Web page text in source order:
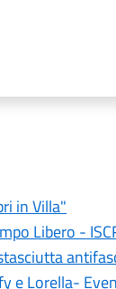
in Villa"
Libero -
e Lorella-